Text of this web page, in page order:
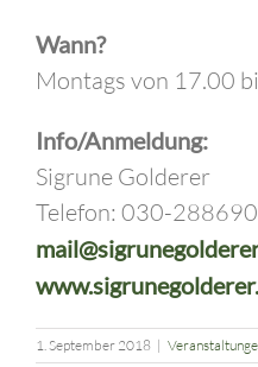
Wann?
Montags von 17.00
Info/Anmeldung:
Sigrune Golderer
Telefon: 030-
1. September 2018 |